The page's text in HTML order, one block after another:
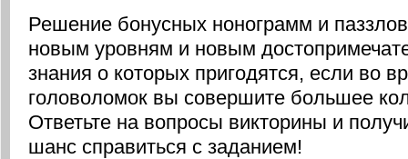
Решение бонусных нонограмм и паззлов
новым уровням и новым
знания о которых пригодятся, если во
головоломок вы совершите большее
Ответьте на вопросы викторины и
шанс справиться с заданием!